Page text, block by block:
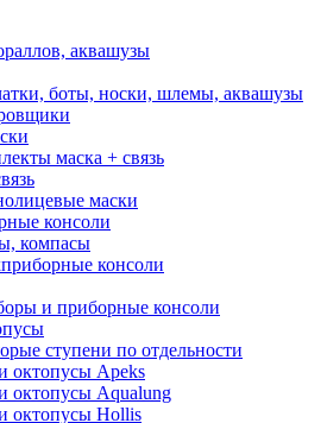
аквашузы
боты, носки, шлемы, аквашузы
маска + связь
маски
консоли
компасы
консоли
и приборные консоли
ступени по отдельности
октопусы Apeks
октопусы Aqualung
октопусы Hollis